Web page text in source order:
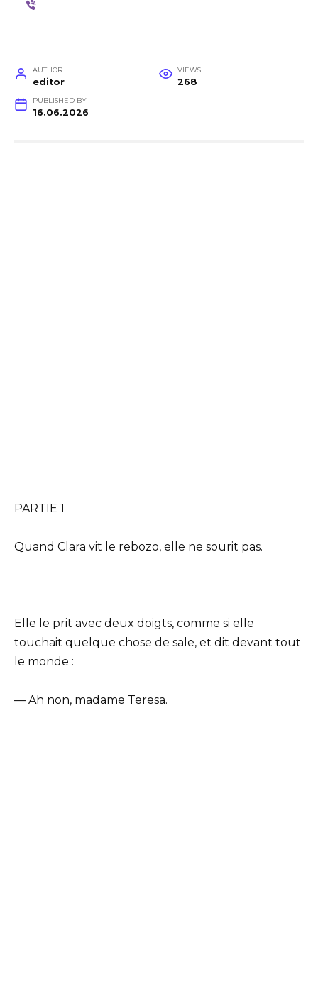
AUTHOR
editor
VIEWS
268
PUBLISHED BY
16.06.2026
PARTIE 1
Quand Clara vit le rebozo, elle ne sourit pas.
Elle le prit avec deux doigts, comme si elle
touchait quelque chose de sale, et dit devant tout
le monde :
— Ah non, madame Teresa.